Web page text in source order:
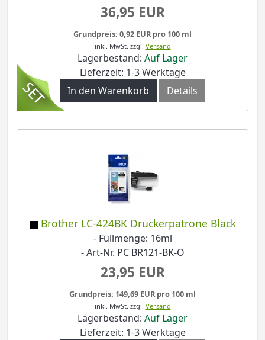
36,95 EUR
Grundpreis: 0,92 EUR pro 100 ml
inkl. MwSt. zzgl. Versand
Lagerbestand: Auf Lager
Lieferzeit: 1-3 Werktage
In den Warenkorb
Details
Brother LC-424BK Druckerpatrone Black
- Füllmenge: 16ml
- Art-Nr. PC BR121-BK-O
23,95 EUR
Grundpreis: 149,69 EUR pro 100 ml
inkl. MwSt. zzgl. Versand
Lagerbestand: Auf Lager
Lieferzeit: 1-3 Werktage